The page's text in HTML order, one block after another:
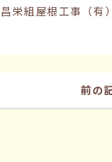
昌栄組屋根工事（有
前の